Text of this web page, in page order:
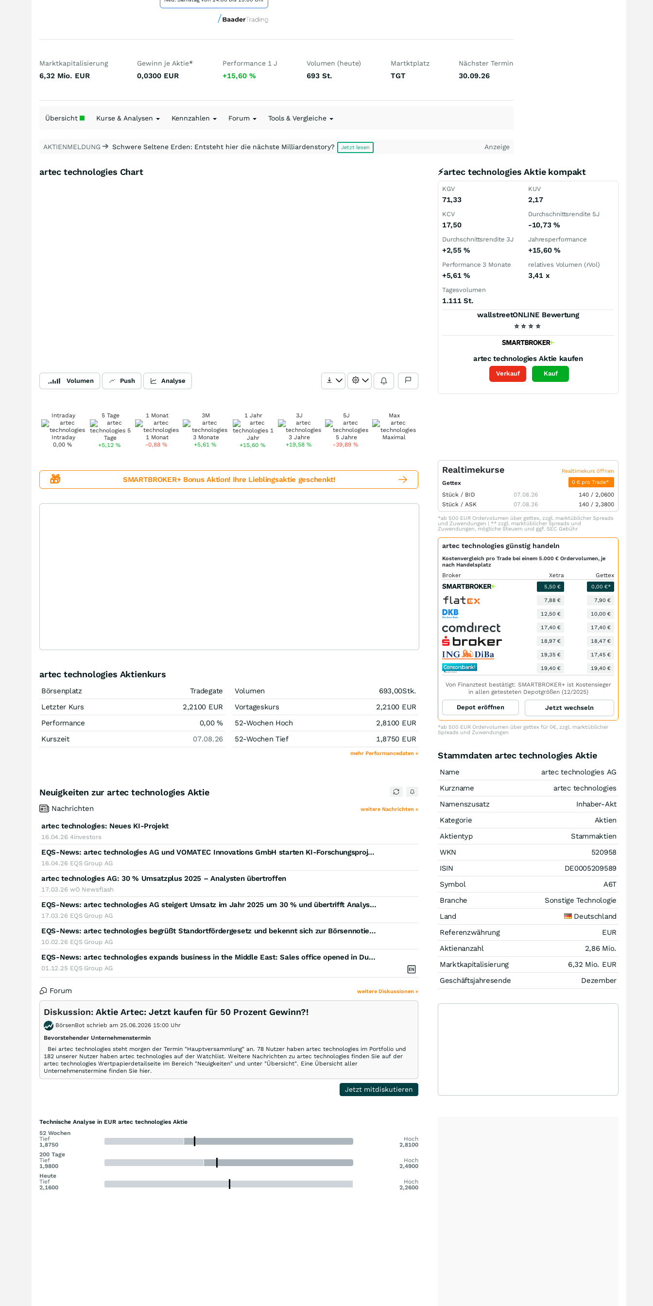
Marktkapitalisierung
6,32 Mio. EUR
Gewinn je Aktie*
0,0300 EUR
Performance 1 J
+15,60 %
Volumen (heute)
693 St.
Martktplatz
TGT
Nächster Termin
30.09.26
Übersicht Kurse & Analysen Kennzahlen Forum Tools & Vergleiche
AKTIENMELDUNG Schwere Seltene Erden: Entsteht hier die nächste Milliardenstory? Jetzt lesen Anzeige
artec technologies Chart
Volumen Push Analyse
Intraday
0,00%
5 Tage
+5,12%
1 Monat
-0,88 %
3M
+5,61 %
1 Jahr
+15,60 %
3J
+19,58 %
5J
-39,89%
Max
⚡artec technologies Aktie kompakt
KGV
71,33
KUV
2,17
KCV
17,50
Durchschnittsrendite 5J
-10,73 %
Durchschnittsrendite 3J
+2,55%
Jahresperformance
+15,60 %
Performance 3 Monate
+5,61%
relatives Volumen (rVol)
3,41 x
Tagesvolumen
1.111 St.
wallstreetONLINE Bewertung
⭐ ⭐ ⭐ ⭐
artec technologies Aktie kaufen
Verkauf Kauf
🎁 SMARTBROKER+ Bonus Aktion! Ihre Lieblingsaktie geschenkt!
artec technologies Aktienkurs
Börsenplatz
Tradegate
Letzter Kurs
2,2100 EUR
Performance
0,00%
Kurszeit
07.08.26
Volumen 693,00Stk.
Vortageskurs
2,2100 EUR
52-Wochen Hoch
2,8100 EUR
52-Wochen Tief
1,8750 EUR
mehr Performancedaten »
Neuigkeiten zur artec technologies Aktie
Nachrichten weitere Nachrichten »
artec technologies: Neues KI-Projekt
16.04.26 4investors
EQS-News: artec technologies AG und VOMATEC Innovations GmbH starten KI-Forschungsprojekt CAVISIKI: Neue Plattform für intelligente Alarmbewertung und standardisierte Systemintegration in Leitstellen
16.04.26 EQS Group AG
artec technologies AG: 30 % Umsatzplus 2025 – Analysten übertroffen
17.03.26 wO Newsflash
EQS-News: artec technologies AG steigert Umsatz im Jahr 2025 um 30 % und übertrifft Analystenprognose
17.03.26 EQS Group AG
EQS-News: artec technologies begrüßt Standortfördergesetz und bekennt sich zur Börsennotierung im Scale-Segment
10.02.26 EQS Group AG
EQS-News: artec technologies expands business in the Middle East: Sales office opened in Dubai and industry expert recruited locally
01.12.25 EQS Group AG
Forum weitere Diskussionen »
Diskussion: Aktie Artec: Jetzt kaufen für 50 Prozent Gewinn?!
BörsenBot schrieb am 25.06.2026 15:00 Uhr
Bevorstehender Unternehmenstermin
Bei artec technologies steht morgen der Termin "Hauptversammlung" an. 78 Nutzer haben artec technologies im Portfolio und
182 unserer Nutzer haben artec technologies auf der Watchlist. Weitere Nachrichten zu artec technologies finden Sie auf der
artec technologies Wertpapierdetailseite im Bereich "Neuigkeiten" und unter "Übersicht". Eine Übersicht aller
Unternehmenstermine finden Sie hier.
Jetzt mitdiskutieren
Technische Analyse in EUR artec technologies Aktie
52 Wochen
Tief
1,8750
Hoch
2,8100
200 Tage
Tief
1,9800
Hoch
2,4900
Heute
Tief
2,1600
Hoch
2,2600
Realtimekurse Realtimekurs öffnen
Gettex 0 € pro Trade*
Stück / BID 07.08.26 140 / 2,0600
Stück / ASK 07.08.26 140 / 2,3800
*ab 500 EUR Ordervolumen über gettex, zzgl. marktüblicher Spreads
und Zuwendungen | ** zzgl. marktüblicher Spreads und
Zuwendungen, mögliche Steuern und ggf. SEC Gebühr
artec technologies günstig handeln
Kostenvergleich pro Trade bei einem 5.000 € Ordervolumen, je
nach Handelsplatz
Broker Xetra Gettex
5,50 € 0,00 €*
7,88 € 7,90 €
12,50 € 10,00 €
17,40 € 17,40 €
18,97 € 18,47 €
19,35 € 17,45 €
19,40 € 19,40 €
Von Finanztest bestätigt: SMARTBROKER+ ist Kostensieger
in allen getesteten Depotgrößen (12/2025)
Depot eröffnen Jetzt wechseln
*ab 500 EUR Ordervolumen über gettex für 0€, zzgl. marktüblicher
Spreads und Zuwendungen
Stammdaten artec technologies Aktie
Name
artec technologies AG
Kurzname
artec technologies
Namenszusatz
Inhaber-Akt
Kategorie
Aktien
Aktientyp
Stammaktien
WKN
520958
ISIN
DE0005209589
Symbol
A6T
Branche
Sonstige Technologie
Land
Deutschland
Referenzwährung
EUR
Aktienanzahl
2,86 Mio.
Marktkapitalisierung
6,32 Mio. EUR
Geschäftsjahresende
Dezember